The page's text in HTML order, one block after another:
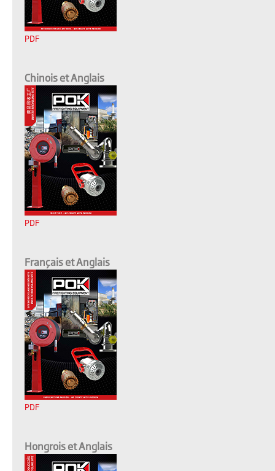
PDF
Chinois et Anglais
PDF
Français et Anglais
PDF
Hongrois et Anglais